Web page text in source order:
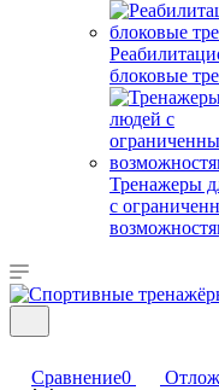
блоковые
Тренажеры
с
Сравнение0